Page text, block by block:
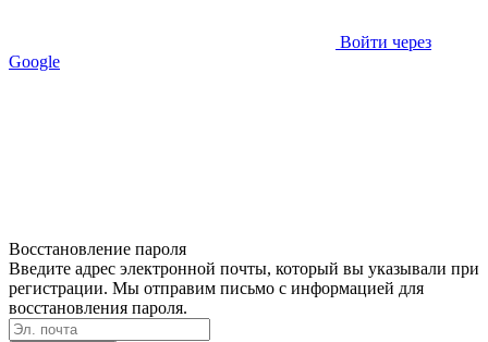
Войти через
Google
Восстановление пароля
Введите адрес электронной почты, который вы указывали при
регистрации. Мы отправим письмо с информацией для
восстановления пароля.